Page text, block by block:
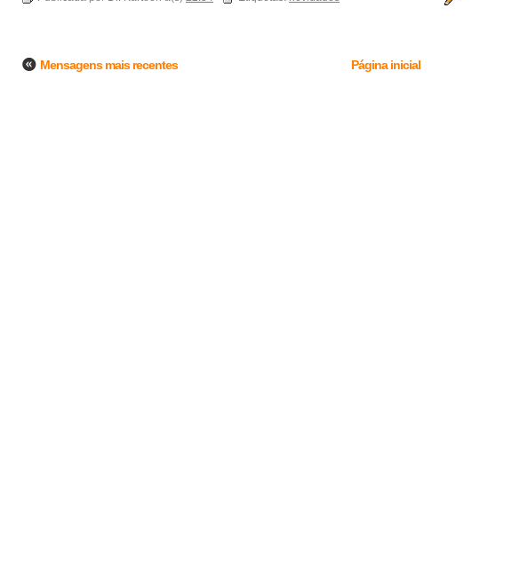
Mensagens mais recentes Página inicial